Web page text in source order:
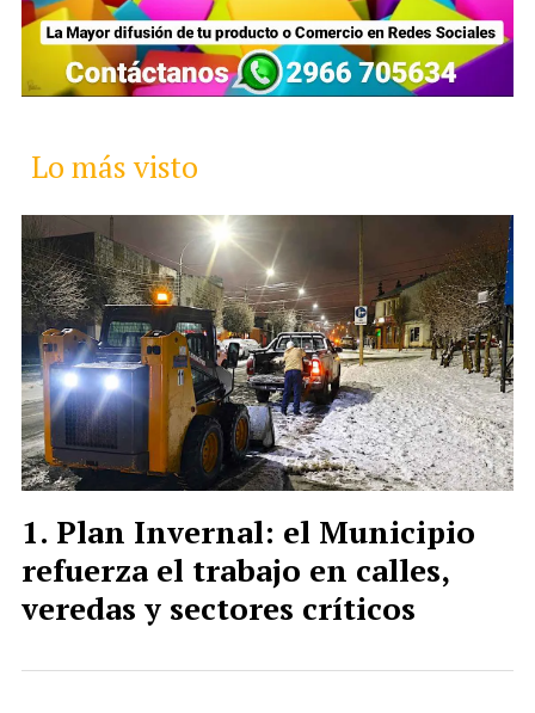
Lo más visto
Plan Invernal: el Municipio
refuerza el trabajo en calles,
veredas y sectores críticos